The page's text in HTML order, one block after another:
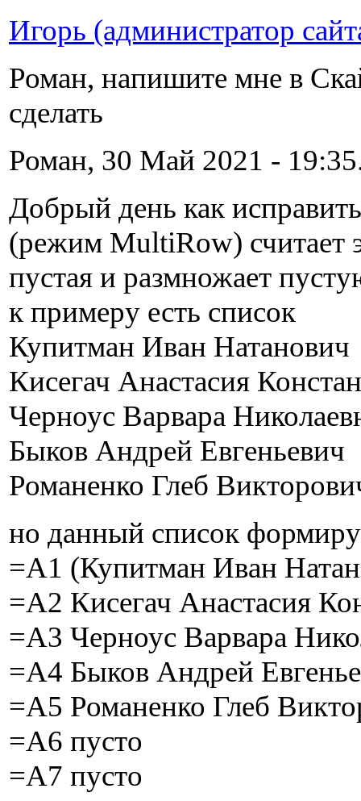
Игорь (администратор
Роман, напишите мне в
сделать
Роман, 30 Май 2021 -
Добрый день как
(режим MultiRow) считает
пустая и размножает
к примеру есть список
Купитман Иван Натанович
Кисегач Анастасия
Черноус Варвара
Быков Андрей Евгеньевич
Романенко Глеб
но данный список
=А1 (Купитман Иван
=А2 Кисегач Анастасия
=А3 Черноус Варвара
=А4 Быков Андрей
=А5 Романенко Глеб
=А6 пусто
=А7 пусто